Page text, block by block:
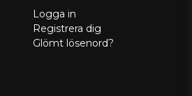
Logga in
Registrera dig
Glömt lösenord?